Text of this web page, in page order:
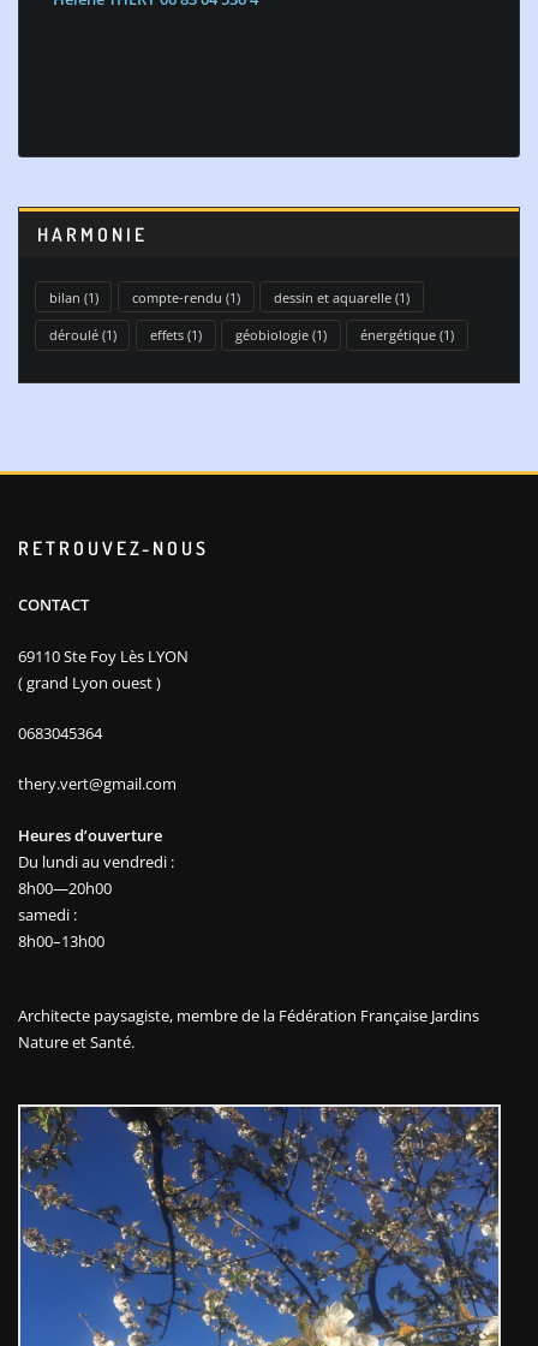
HARMONIE
bilan (1) compte-rendu (1) dessin et aquarelle(1)
déroulé(1) effets(1) géobiologie(1) énergétique(1)
RETROUVEZ-NOUS
CONTACT
69110 Ste Foy Lès LYON
( grand Lyon ouest )
0683045364
thery.vert@gmail.com
Heures d’ouverture
Du lundi au vendredi :
8h00—20h00
samedi :
8h00–13h00
Architecte paysagiste, membre de la Fédération Française Jardins
Nature et Santé.